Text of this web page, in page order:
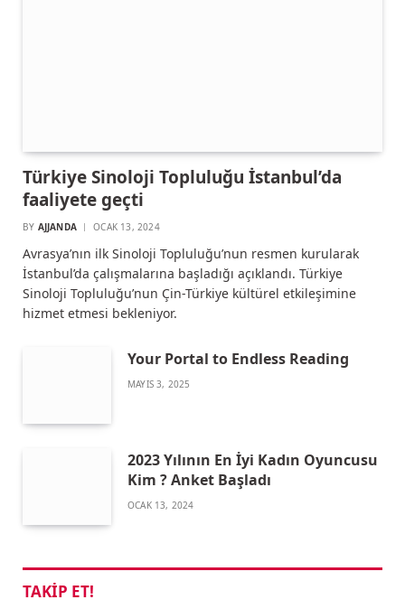
Türkiye Sinoloji Topluluğu İstanbul’da
faaliyete geçti
BY AJJANDA OCAK 13, 2024
Avrasya’nın ilk Sinoloji Topluluğu’nun resmen kurularak
İstanbul’da çalışmalarına başladığı açıklandı. Türkiye
Sinoloji Topluluğu’nun Çin-Türkiye kültürel etkileşimine
hizmet etmesi bekleniyor.
Your Portal to Endless Reading
MAYIS 3, 2025
2023 Yılının En İyi Kadın Oyuncusu
Kim ? Anket Başladı
OCAK 13, 2024
TAKIP ET!